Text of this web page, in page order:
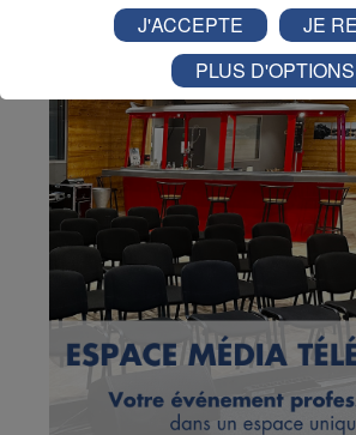
J'ACCEPTE
JE
PLUS D'OPTIONS